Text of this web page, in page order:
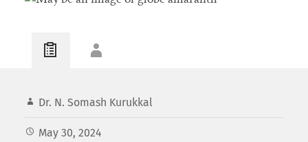
Dr. N. Somash Kurukkal
May 30, 2024